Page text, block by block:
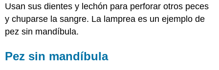
Usan sus dientes y lechón para perforar otros peces
y chuparse la sangre. La lamprea es un ejemplo de
pez sin mandíbula.
Pez sin mandíbula